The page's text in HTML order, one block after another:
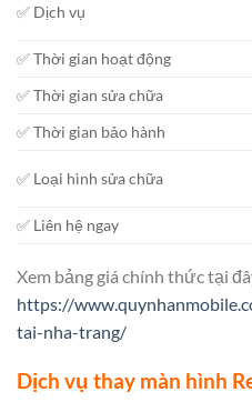
✅ Dịch vụ
✅ Thời gian hoạt động
✅ Thời gian sửa chữa
✅ Thời gian bảo hành
✅ Loại hình sửa chữa
✅ Liên hệ ngay
Xem bảng giá chính thức tại
https://
tai-nha-trang/
Dịch vụ thay màn hình